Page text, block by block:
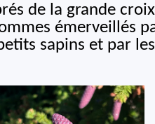
de la grande
émerveillés
sapins et par